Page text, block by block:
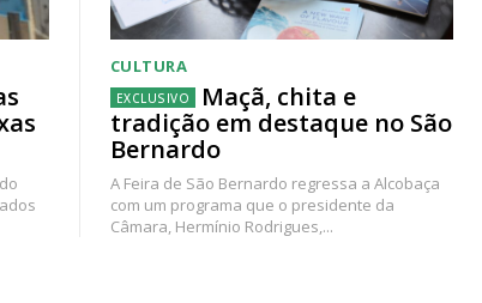
CULTURA
Maçã, chita e
tradição em destaque no São
Bernardo
A Feira de São Bernardo regressa a Alcobaça
com um programa que o presidente da
Câmara, Hermínio Rodrigues,...